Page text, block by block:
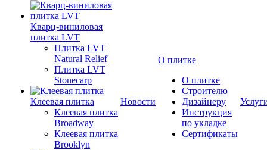
Кварц-виниловая
плитка LVT
Плитка LVT
Natural Relief
Плитка LVT
Stonecarp
Клеевая плитка
Клеевая плитка
Broadway
Клеевая плитка
Brooklyn
Новости
О плитке
О плитке
Строителю
Дизайнеру
Инструкция
по укладке
Сертификаты